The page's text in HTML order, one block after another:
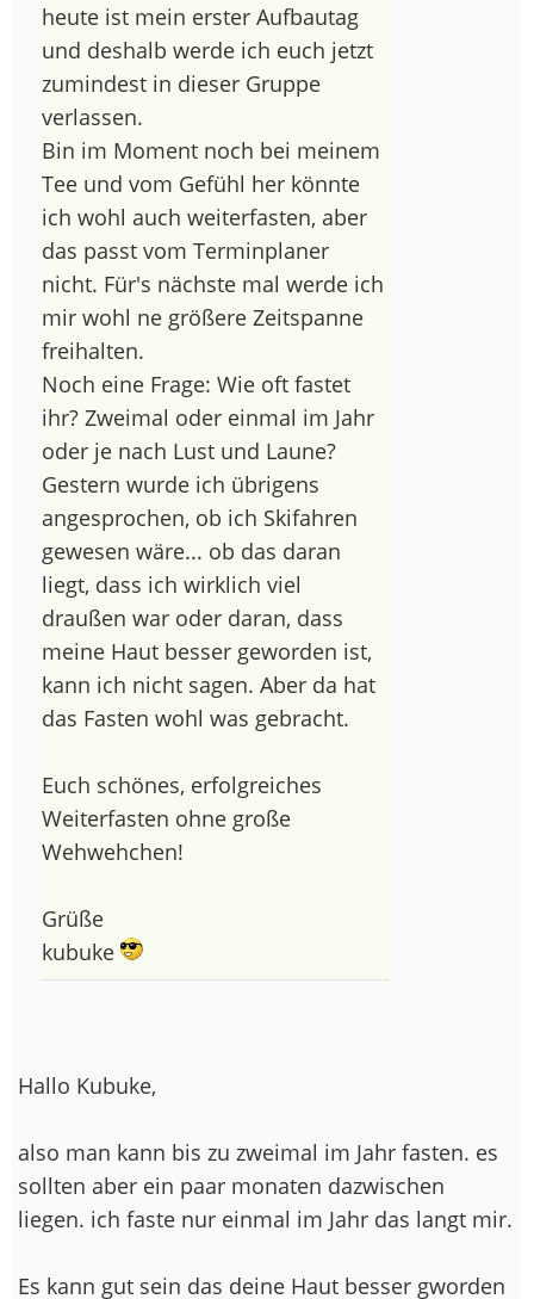
heute ist mein erster Aufbautag
und deshalb werde ich euch jetzt
zumindest in dieser Gruppe
verlassen.
Bin im Moment noch bei meinem
Tee und vom Gefühl her könnte
ich wohl auch weiterfasten, aber
das passt vom Terminplaner
nicht. Für's nächste mal werde ich
mir wohl ne größere Zeitspanne
freihalten.
Noch eine Frage: Wie oft fastet
ihr? Zweimal oder einmal im Jahr
oder je nach Lust und Laune?
Gestern wurde ich übrigens
angesprochen, ob ich Skifahren
gewesen wäre... ob das daran
liegt, dass ich wirklich viel
draußen war oder daran, dass
meine Haut besser geworden ist,
kann ich nicht sagen. Aber da hat
das Fasten wohl was gebracht.
Euch schönes, erfolgreiches
Weiterfasten ohne große
Wehwehchen!
Grüße
kubuke
Hallo Kubuke,
also man kann bis zu zweimal im Jahr fasten. es
sollten aber ein paar monaten dazwischen
liegen. ich faste nur einmal im Jahr das langt mir.
Es kann gut sein das deine Haut besser gworden